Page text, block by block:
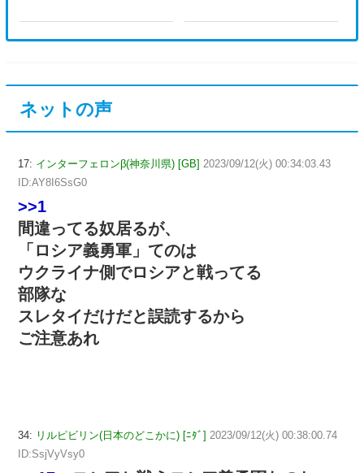
ネットの声
17: インターフェロンβ(神奈川県) [GB] 2023/09/12(火) 00:34:03.43
ID:AY8I6SsG0
>>1
間違ってる奴居るが、
「ロシア義勇軍」てのは
ウクライナ側でロシアと戦ってる
部隊な
スレタイだけだと誤読するから
ご注意あれ
34: リルピビリン(日本のどこかに) [ﾆﾀﾞ] 2023/09/12(火) 00:38:00.74
ID:SsjVyVsy0